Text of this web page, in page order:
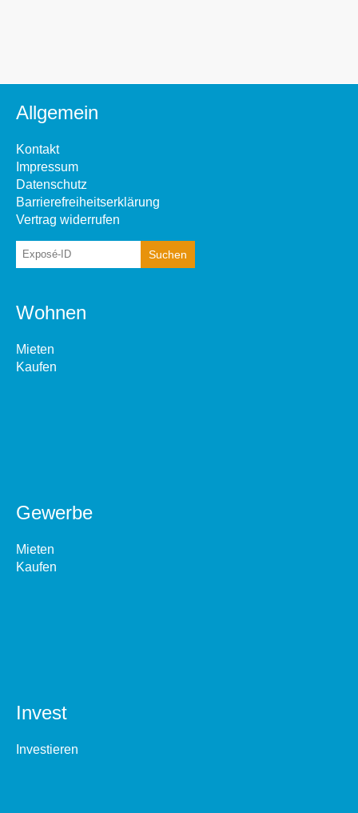
Allgemein
Kontakt
Impressum
Datenschutz
Barrierefreiheitserklärung
Vertrag widerrufen
Wohnen
Mieten
Kaufen
Gewerbe
Mieten
Kaufen
Invest
Investieren